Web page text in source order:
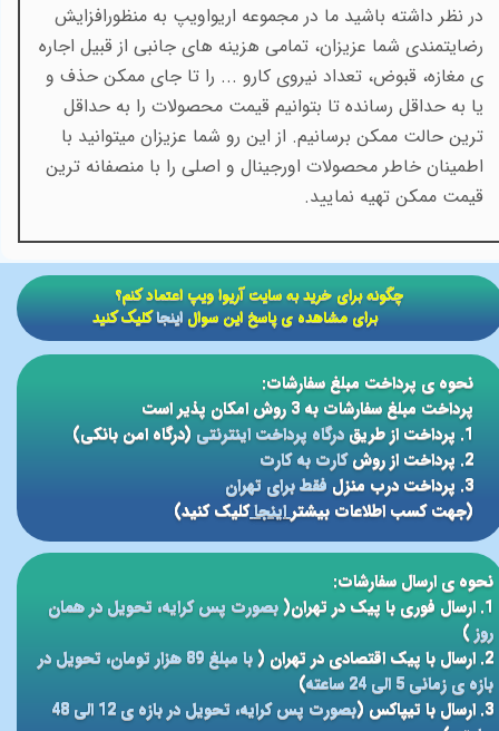
در نظر داشته باشید ما در مجموعه اریواویپ به منظورافزایش
رضایتمندی شما عزیزان، تمامی هزینه های جانبی از قبیل اجاره
ی مغازه، قبوض، تعداد نیروی کارو ... را تا جای ممکن حذف و
یا به حداقل رسانده تا بتوانیم قیمت محصولات را به حداقل
ترین حالت ممکن برسانیم. از این رو شما عزیزان میتوانید با
اطمینان خاطر محصولات اورجینال و اصلی را با منصفانه ترین
قیمت ممکن تهیه نمایید.
نحوه ی پرداخت مبلغ سفارشات:
پرداخت مبلغ سفارشات به 3 روش امکان پذیر است
1. پرداخت از طریق
درگاه پرداخت اینترنتی(درگاه امن بانکی)
2. پرداخت از روش
کارت به کارت
3. پرداخت درب منزل
فقط برای تهران
(جهت کسب اطلاعات بیشتر اینجاکلیک کنید)
نحوه ی ارسال سفارشات:
1. ارسال فوری با پیک در تهران(
بصورت پس کرایه، تحویل در همان
روز)
2. ارسال با پیک اقتصادی در تهران (
با مبلغ 89 هزار تومان، تحویل در
بازه ی زمانی 5 الی 24 ساعته
)
3. ارسال با تیپاکس (
بصورت پس کرایه، تحویل در بازه ی 12 الی 48
​​چگونه برای خرید به سایت آریوا ویپ اعتماد کنم؟
برای مشاهده ی پاسخ این سوالاینجاکلیک کنید